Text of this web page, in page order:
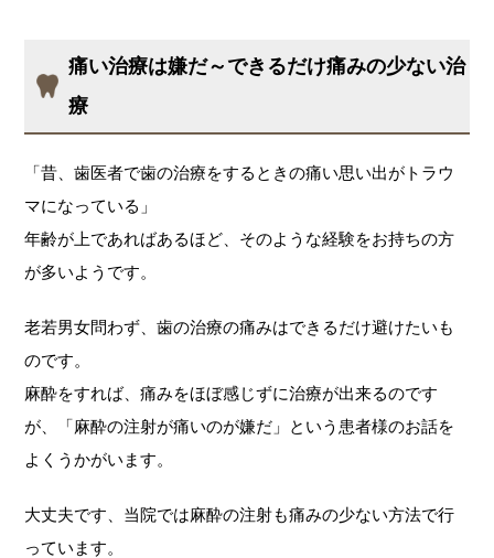
痛い治療は嫌だ～できるだけ痛みの少ない治
療
「昔、歯医者で歯の治療をするときの痛い思い出がトラウ
マになっている」
年齢が上であればあるほど、そのような経験をお持ちの方
が多いようです。
老若男女問わず、歯の治療の痛みはできるだけ避けたいも
のです。
麻酔をすれば、痛みをほぼ感じずに治療が出来るのです
が、「麻酔の注射が痛いのが嫌だ」という患者様のお話を
よくうかがいます。
大丈夫です、当院では麻酔の注射も痛みの少ない方法で行
っています。